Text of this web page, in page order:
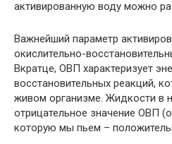
активированную воду можно
Важнейший параметр
окислительно-
Вкратце, ОВП характеризует
восстановительных реакций,
живом организме. Жидкости в
отрицательное значение ОВП
которую мы пьем –